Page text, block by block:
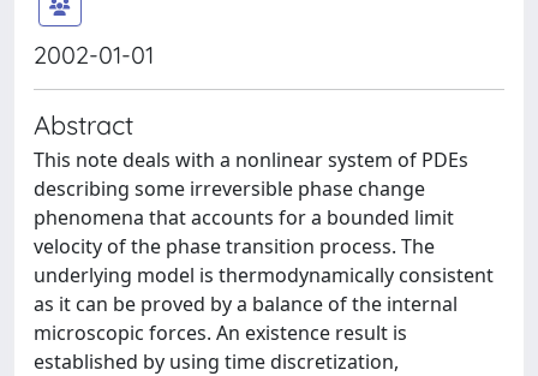
2002-01-01
Abstract
This note deals with a nonlinear system of PDEs
describing some irreversible phase change
phenomena that accounts for a bounded limit
velocity of the phase transition process. The
underlying model is thermodynamically consistent
as it can be proved by a balance of the internal
microscopic forces. An existence result is
established by using time discretization,